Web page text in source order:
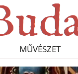
MŰVÉSZET